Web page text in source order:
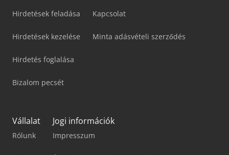
Hirdetések feladása
Hirdetések kezelése
Hirdetés foglalása
Bizalom pecsét
Kapcsolat
Minta adásvételi szerződés
Vállalat
Rólunk
Jogi információk
Impresszum